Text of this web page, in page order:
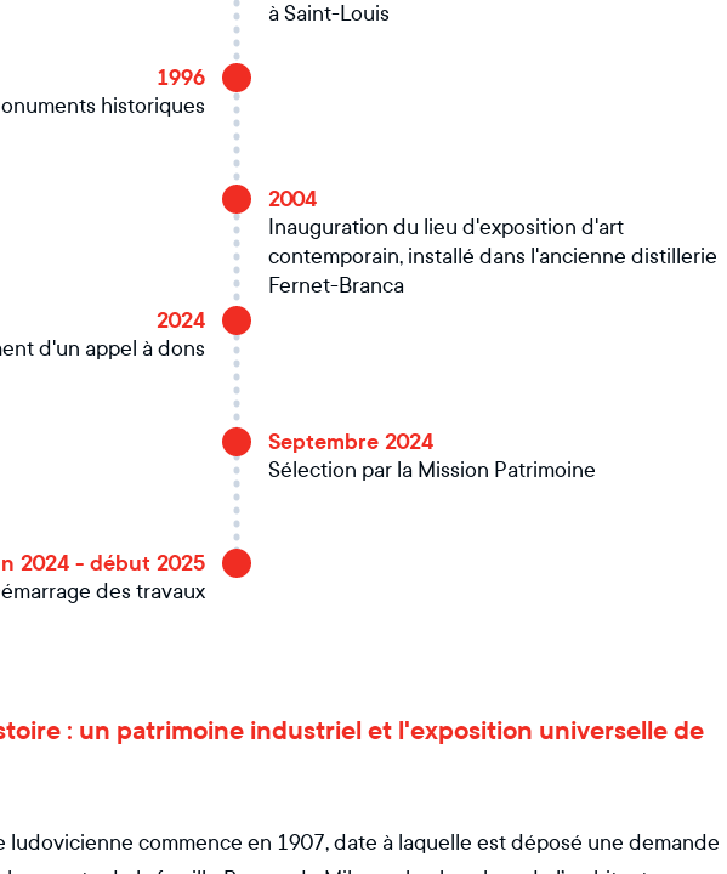
à Saint-Louis
1996
historiques
2004
Inauguration du lieu d'exposition d'art
contemporain, installé dans l'ancienne distillerie
Fernet-Branca
2024
d'un appel à dons
Septembre 2024
Sélection par la Mission Patrimoine
2024 - début 2025
des travaux
: un patrimoine industriel et l'exposition universelle de
ludovicienne commence en 1907, date à laquelle est déposé une demande